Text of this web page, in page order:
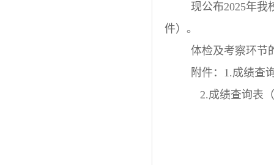
现公布2025年
件）。
体检及考察环节
附件：1.成绩查
2.成绩查询表